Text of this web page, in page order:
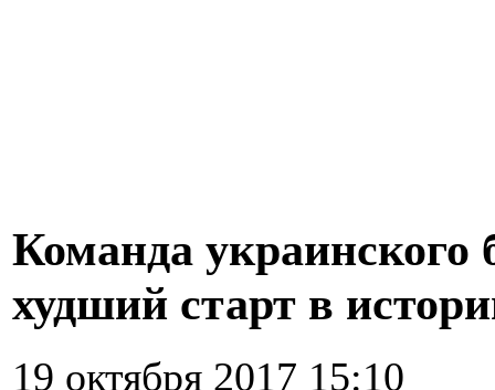
Команда украинского
худший старт в
19 октября 2017 15:10